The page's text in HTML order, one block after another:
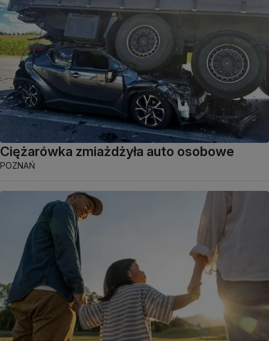
Ciężarówka zmiażdżyła auto osobowe
POZNAŃ